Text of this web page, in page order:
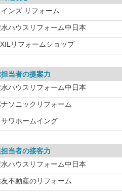
インズ リフォーム
ハウスリフォーム中日本
リフォームショップ
当者の提案力
ハウスリフォーム中日本
ソニックリフォーム
サワホームイング
当者の接客力
ハウスリフォーム中日本
不動産のリフォーム